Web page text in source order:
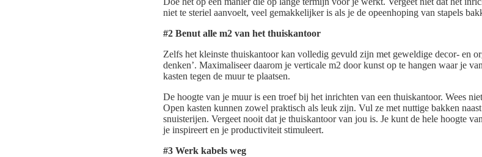
niet te steriel aanvoelt, veel gemakkelijker is als je de opeenhoping van stapels
#2 Benut alle m2 van het thuiskantoor
Zelfs het kleinste thuiskantoor kan volledig gevuld zijn met geweldige decor- en
denken’. Maximaliseer daarom je verticale m2 door kunst op te hangen waar je
kasten tegen de muur te plaatsen.
De hoogte van je muur is een troef bij het inrichten van een thuiskantoor. Wees
Open kasten kunnen zowel praktisch als leuk zijn. Vul ze met nuttige bakken
snuisterijen. Vergeet nooit dat je thuiskantoor van jou is. Je kunt de hele hoogte
je inspireert en je productiviteit stimuleert.
#3 Werk kabels weg